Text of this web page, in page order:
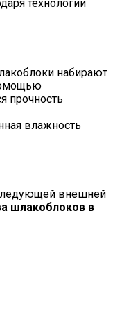
технологии
набирают
прочность
влажность
внешней
шлакоблоков в